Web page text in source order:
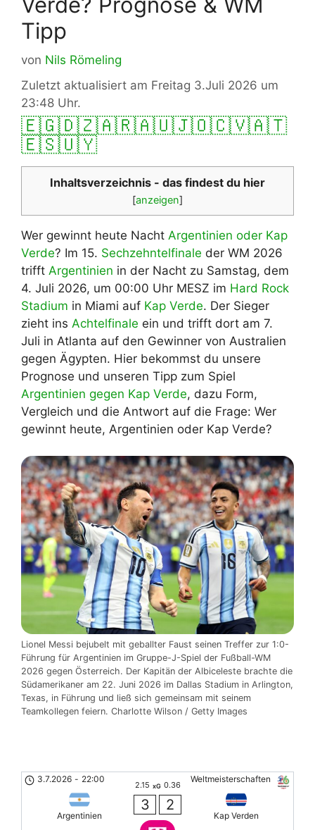
Tipp
von Nils Römeling
Zuletzt aktualisiert am Freitag 3.Juli 2026 um
23:48 Uhr.
🇪🇬🇩🇿🇦🇷🇦🇺🇯🇴🇨🇻🇦🇹
🇪🇸🇺🇾
Inhaltsverzeichnis - das findest du hier
[anzeigen]
Wer gewinnt heute Nacht Argentinien oder Kap
Verde? Im 15. Sechzehntelfinale der WM 2026
trifft Argentinien in der Nacht zu Samstag, dem
4. Juli 2026, um 00:00 Uhr MESZ im Hard Rock
Stadium in Miami auf Kap Verde. Der Sieger
zieht ins Achtelfinale ein und trifft dort am 7.
Juli in Atlanta auf den Gewinner von Australien
gegen Ägypten. Hier bekommst du unsere
Prognose und unseren Tipp zum Spiel
Argentinien gegen Kap Verde, dazu Form,
Vergleich und die Antwort auf die Frage: Wer
gewinnt heute, Argentinien oder Kap Verde?
Lionel Messi bejubelt mit geballter Faust seinen Treffer zur 1:0-
Führung für Argentinien im Gruppe-J-Spiel der Fußball-WM
2026 gegen Österreich. Der Kapitän der Albiceleste brachte die
Südamerikaner am 22. Juni 2026 im Dallas Stadium in Arlington,
Texas, in Führung und ließ sich gemeinsam mit seinem
Teamkollegen feiern. Charlotte Wilson / Getty Images
Weltmeisterschaften
3.7.2026 - 22:00
Argentinien
2.15 xG 0.36
3 2
Kap Verden